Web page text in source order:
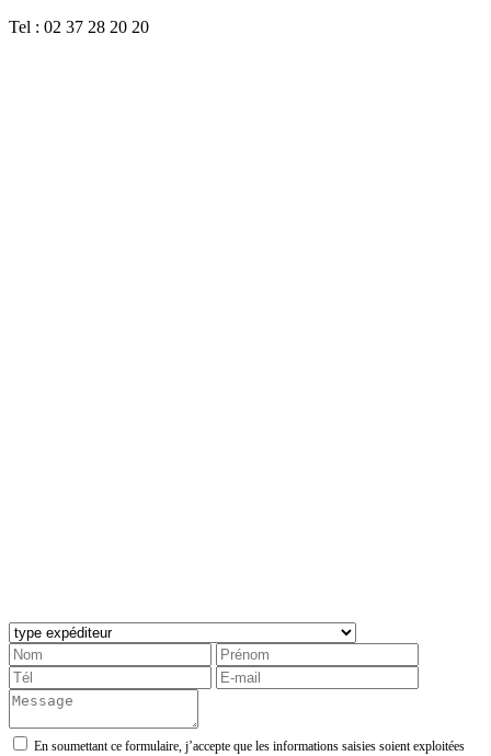
Tel : 02 37 28 20 20
En soumettant ce formulaire, j’accepte que les informations saisies soient exploitées